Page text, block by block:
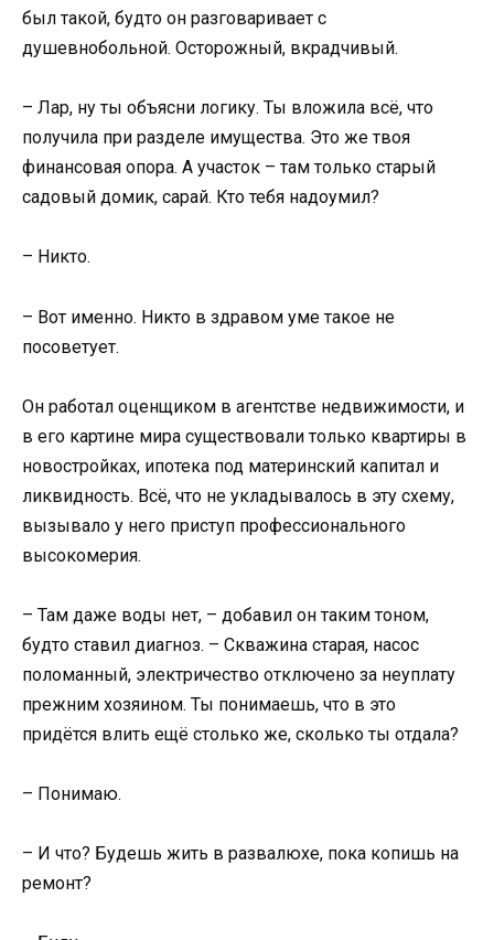
был такой, будто он разговаривает с
душевнобольной. Осторожный, вкрадчивый.
– Лар, ну ты объясни логику. Ты вложила всё, что
получила при разделе имущества. Это же твоя
финансовая опора. А участок – там только старый
садовый домик, сарай. Кто тебя надоумил?
– Никто.
– Вот именно. Никто в здравом уме такое не
посоветует.
Он работал оценщиком в агентстве недвижимости, и
в его картине мира существовали только квартиры в
новостройках, ипотека под материнский капитал и
ликвидность. Всё, что не укладывалось в эту схему,
вызывало у него приступ профессионального
высокомерия.
– Там даже воды нет, – добавил он таким тоном,
будто ставил диагноз. – Скважина старая, насос
поломанный, электричество отключено за неуплату
прежним хозяином. Ты понимаешь, что в это
придётся влить ещё столько же, сколько ты отдала?
– Понимаю.
– И что? Будешь жить в развалюхе, пока копишь на
ремонт?